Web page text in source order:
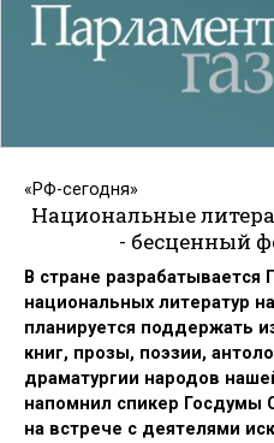
«РФ-сегодня»
Национальные
- бесценный
В стране
национальных литератур
планируется поддержать
книг, прозы, поэзии,
драматургии народов
напомнил спикер Госдумы
на встрече с деятелями